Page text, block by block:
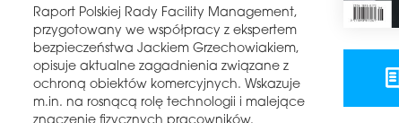
Raport Polskiej Rady Facility Management,
przygotowany we współpracy z ekspertem
bezpieczeństwa Jackiem Grzechowiakiem,
opisuje aktualne zagadnienia związane z
ochroną obiektów komercyjnych. Wskazuje
m.in. na rosnącą rolę technologii i malejące